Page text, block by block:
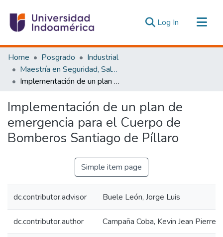
Log In (current)
Communities & Collections
All of DSpace
Statistics
Home Posgrado
Industrial
Maestría en Seguridad, Salud e Higiene Industrial
Implementación de un plan de emergencia para el Cuerpo de Bomberos Santiago de Píllaro
Implementación de un plan de
emergencia para el Cuerpo de
Bomberos Santiago de Píllaro
Simple item page
dc.contributor.advisor Buele León, Jorge Luis
dc.contributor.author Campaña Coba, Kevin Jean Pierre